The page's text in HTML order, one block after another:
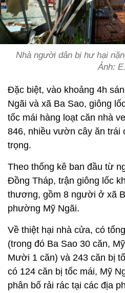
Nhà người dân bị hư hại
Ảnh:
Đặc biệt, vào khoảng 4h
Ngãi và xã Ba Sao, giông
tốc mái hàng loạt căn nhà
846, nhiều vườn cây ăn trái
trọng.
Theo thống kê ban đầu từ
Đồng Tháp, trận giông lốc
thương, gồm 8 người ở xã
phường Mỹ Ngãi.
Về thiệt hại nhà cửa, có
(trong đó Ba Sao 30 căn,
Mười 1 căn) và 243 căn bị
có 124 căn bị tốc mái, Mỹ
phân bố rải rác tại các địa